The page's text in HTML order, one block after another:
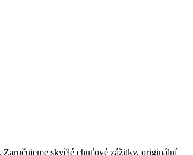
Zaručujeme skvělé chuťové zážitky, originální